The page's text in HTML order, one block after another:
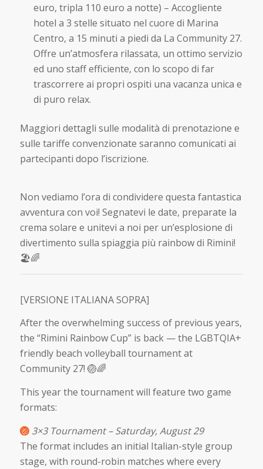
euro, tripla 110 euro a notte) – Accogliente
hotel a 3 stelle situato nel cuore di Marina
Centro, a 15 minuti a piedi da La Community 27.
Offre un’atmosfera rilassata, un ottimo servizio
ed uno staff efficiente, con lo scopo di far
trascorrere ai propri ospiti una vacanza unica e
di puro relax.
Maggiori dettagli sulle modalità di prenotazione e
sulle tariffe convenzionate saranno comunicati ai
partecipanti dopo l’iscrizione.
Non vediamo l’ora di condividere questa fantastica
avventura con voi! Segnatevi le date, preparate la
crema solare e unitevi a noi per un’esplosione di
divertimento sulla spiaggia più rainbow di Rimini!
🏖️🌈
[VERSIONE ITALIANA SOPRA]
After the overwhelming success of previous years,
the “Rimini Rainbow Cup” is back — the LGBTQIA+
friendly beach volleyball tournament at
Community 27! 🏐🌈
This year the tournament will feature two game
formats:
🏐 3×3 Tournament – Saturday, August 29
The format includes an initial Italian-style group
stage, with round-robin matches where every